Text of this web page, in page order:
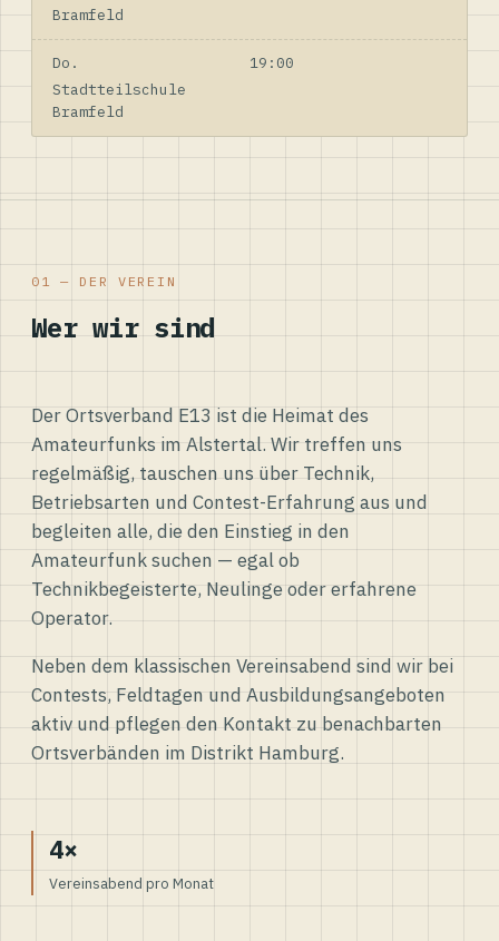
Bramfeld
Do.
19:00
Stadtteilschule
Bramfeld
01 — DER VEREIN
Wer wir sind
Der Ortsverband E13 ist die Heimat des
Amateurfunks im Alstertal. Wir treffen uns
regelmäßig, tauschen uns über Technik,
Betriebsarten und Contest-Erfahrung aus und
begleiten alle, die den Einstieg in den
Amateurfunk suchen — egal ob
Technikbegeisterte, Neulinge oder erfahrene
Operator.
Neben dem klassischen Vereinsabend sind wir bei
Contests, Feldtagen und Ausbildungsangeboten
aktiv und pflegen den Kontakt zu benachbarten
Ortsverbänden im Distrikt Hamburg.
4×
Vereinsabend pro Monat